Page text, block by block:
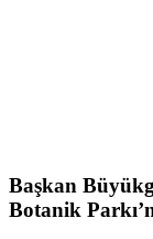
Başkan
Botanik